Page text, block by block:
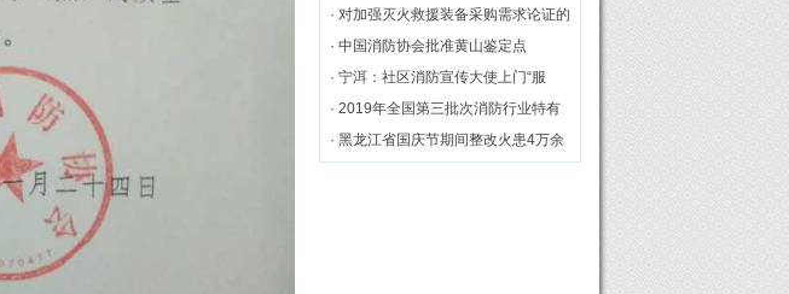
· 对加强灭火救援装备采购需求论证的
几点思考
· 中国消防协会批准黄山鉴定点
· 宁洱：社区消防宣传大使上门“服
务”[图]
· 2019年全国第三批次消防行业特有
工种职业技能鉴定理论统考在黄山市
· 黑龙江省国庆节期间整改火患4万余